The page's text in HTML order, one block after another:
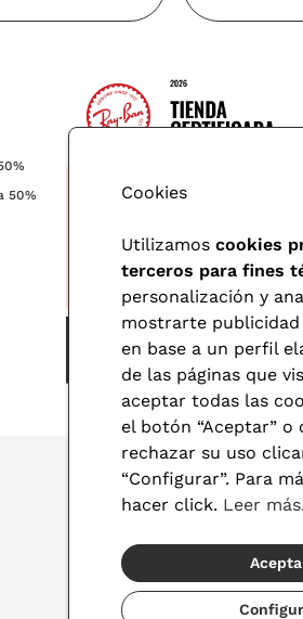
50%
Cookies
Utilizamos cookies
terceros para fines
personalización y
mostrarte
en base a un perfil
de las páginas que
aceptar todas las
el botón “Aceptar”
rechazar su uso
“Configurar”. Para
hacer click. Leer más.